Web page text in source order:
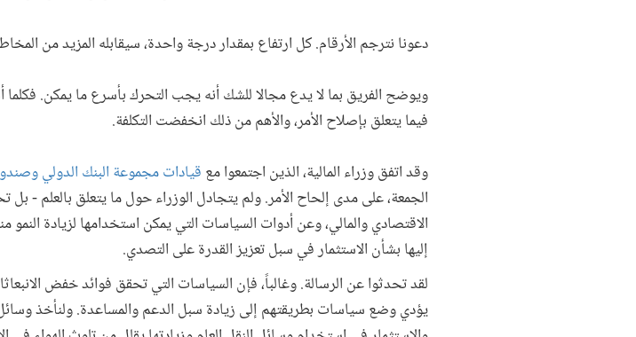
دعونا نترجم الأرقام. كل ارتفاع بمقدار درجة واحدة، سيقابله المزيد من
ويوضح الفريق بما لا يدع مجالا للشك أنه يجب التحرك بأسرع ما يمكن.
فيما يتعلق بإصلاح الأمر، والأهم من ذلك انخفضت التكلفة.
وقد اتفق وزراء المالية، الذين اجتمعوا معقيادات مجموعة البنك الدولي
الجمعة، على مدى إلحاح الأمر. ولم يتجادل الوزراء حول ما يتعلق بالعلم - بل
الاقتصادي والمالي، وعن أدوات السياسات التي يمكن استخدامها لزيادة
إليها بشأن الاستثمار في سبل تعزيز القدرة على التصدي.
لقد تحدثوا عن الرسالة. وغالباً، فإن السياسات التي تحقق فوائد خفض
يؤدي وضع سياسات بطريقتهم إلى زيادة سبل الدعم والمساعدة. ولنأخذ